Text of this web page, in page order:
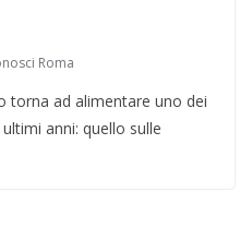
Roma
torna ad alimentare uno dei
anni: quello sulle